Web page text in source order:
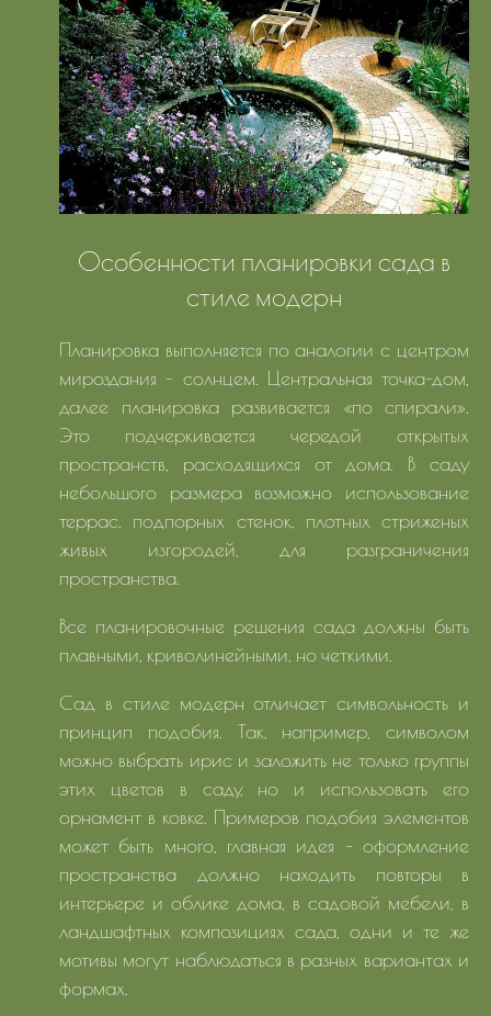
Особенности планировки сада в
стиле модерн
Планировка выполняется по аналогии с центром
мироздания - солнцем. Центральная точка-дом,
далее планировка развивается «по спирали».
Это подчеркивается чередой открытых
пространств, расходящихся от дома. В саду
небольшого размера возможно использование
террас, подпорных стенок, плотных стриженых
живых изгородей, для разграничения
пространства.
Все планировочные решения сада должны быть
плавными, криволинейными, но четкими.
Сад в стиле модерн отличает символьность и
принцип подобия. Так, например, символом
можно выбрать ирис и заложить не только группы
этих цветов в саду, но и использовать его
орнамент в ковке. Примеров подобия элементов
может быть много, главная идея - оформление
пространства должно находить повторы в
интерьере и облике дома, в садовой мебели, в
ландшафтных композициях сада, одни и те же
мотивы могут наблюдаться в разных вариантах и
формах.